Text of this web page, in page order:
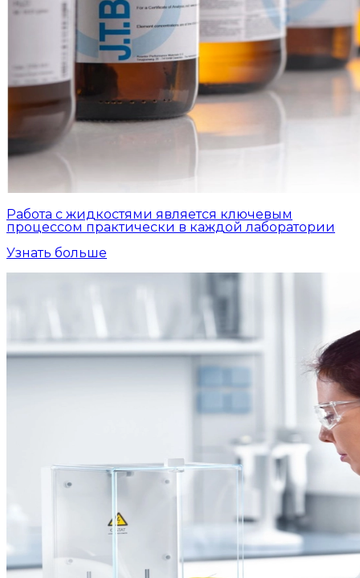
Работа с жидкостями является ключевым
процессом практически в каждой лаборатории
Узнать больше